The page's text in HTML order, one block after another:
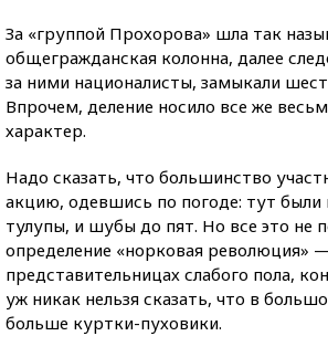
За «группой Прохорова» шла так
общегражданская колонна, далее
за ними националисты, замыкали
Впрочем, деление носило все же
характер.
Надо сказать, что большинство
акцию, одевшись по погоде: тут были
тулупы, и шубы до пят. Но все это не
определение «норковая революция»
представительницах слабого пола,
уж никак нельзя сказать, что в
больше куртки-пуховики.